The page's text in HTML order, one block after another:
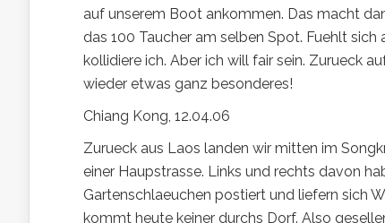
auf unserem Boot ankommen. Das macht
das 100 Taucher am selben Spot. Fuehlt
kollidiere ich. Aber ich will fair sein. Zurueck
wieder etwas ganz besonderes!
Chiang Kong, 12.04.06
Zurueck aus Laos landen wir mitten im
einer Haupstrasse. Links und rechts davon
Gartenschlaeuchen postiert und liefern sich
kommt heute keiner durchs Dorf. Also